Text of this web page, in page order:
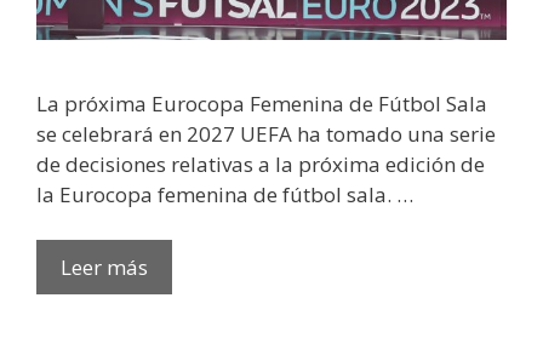
La próxima Eurocopa Femenina de Fútbol Sala
se celebrará en 2027 UEFA ha tomado una serie
de decisiones relativas a la próxima edición de
la Eurocopa femenina de fútbol sala. …
Leer más